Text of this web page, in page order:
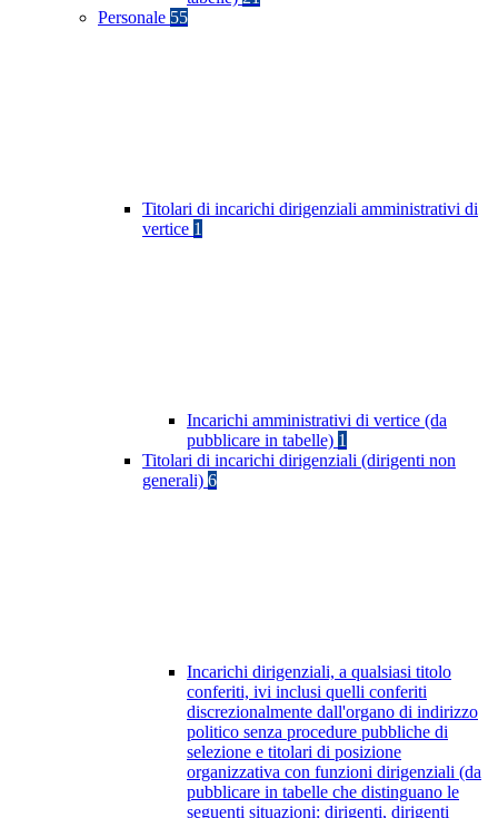
Personale 55
Titolari di incarichi dirigenziali amministrativi di
vertice 1
Incarichi amministrativi di vertice (da
pubblicare in tabelle) 1
Titolari di incarichi dirigenziali (dirigenti non
generali) 6
Incarichi dirigenziali, a qualsiasi titolo
conferiti, ivi inclusi quelli conferiti
discrezionalmente dall'organo di indirizzo
politico senza procedure pubbliche di
selezione e titolari di posizione
organizzativa con funzioni dirigenziali (da
pubblicare in tabelle che distinguano le
seguenti situazioni: dirigenti, dirigenti